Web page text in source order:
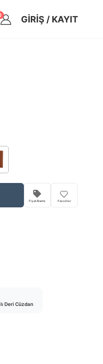
GIRIŞ / KAYIT
Fiyat Alarmı Favoriler
Deri Cüzdan